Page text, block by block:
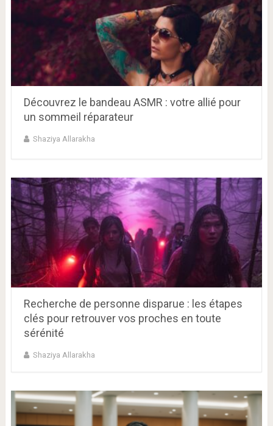
Découvrez le bandeau ASMR : votre allié pour
un sommeil réparateur
Shaziya Allarakha
Recherche de personne disparue : les étapes
clés pour retrouver vos proches en toute
sérénité
Shaziya Allarakha